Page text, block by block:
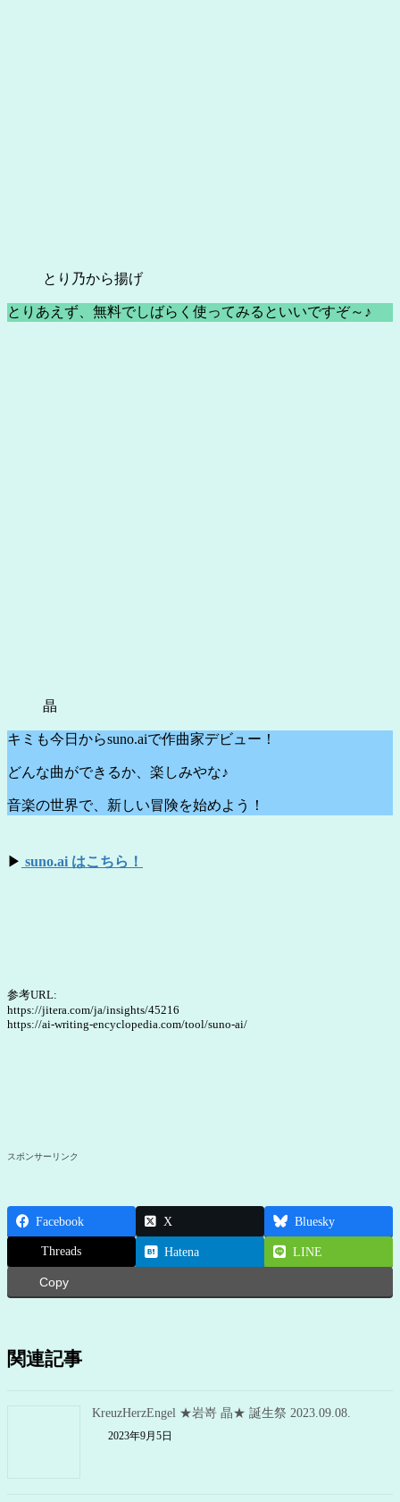
とり乃から揚げ
とりあえず、無料でしばらく使ってみるといいですぞ～♪
晶
キミも今日からsuno.aiで作曲家デビュー！
どんな曲ができるか、楽しみやな♪
音楽の世界で、新しい冒険を始めよう！
▶ suno.ai はこちら！
参考URL:
https://jitera.com/ja/insights/45216
https://ai-writing-encyclopedia.com/tool/suno-ai/
スポンサーリンク
Facebook X Bluesky
Threads Hatena LINE
Copy
関連記事
KreuzHerzEngel ★岩嵜 晶★ 誕生祭 2023.09.08.
2023年9月5日